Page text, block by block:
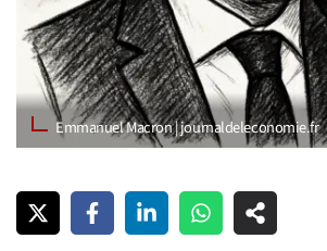
Emmanuel Macron | journaldeleconomie.fr